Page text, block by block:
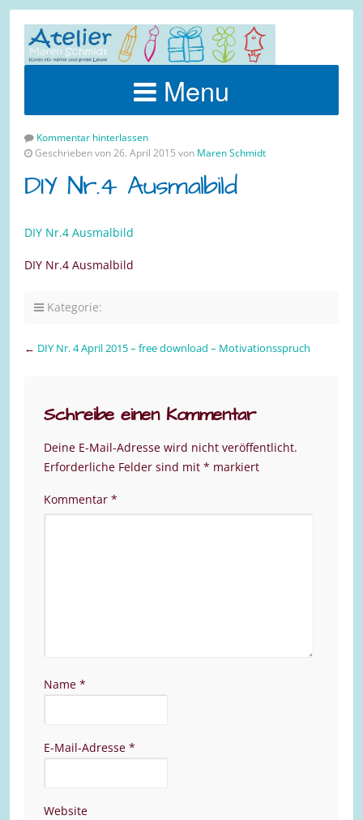
Menu
Kommentar hinterlassen
Geschrieben von 26. April 2015 von Maren Schmidt
DIY Nr.4 Ausmalbild
DIY Nr.4 Ausmalbild
DIY Nr.4 Ausmalbild
Kategorie:
← DIY Nr. 4 April 2015 – free download – Motivationsspruch
Schreibe einen Kommentar
Deine E-Mail-Adresse wird nicht veröffentlicht.
Erforderliche Felder sind mit * markiert
Kommentar *
Name *
E-Mail-Adresse *
Website